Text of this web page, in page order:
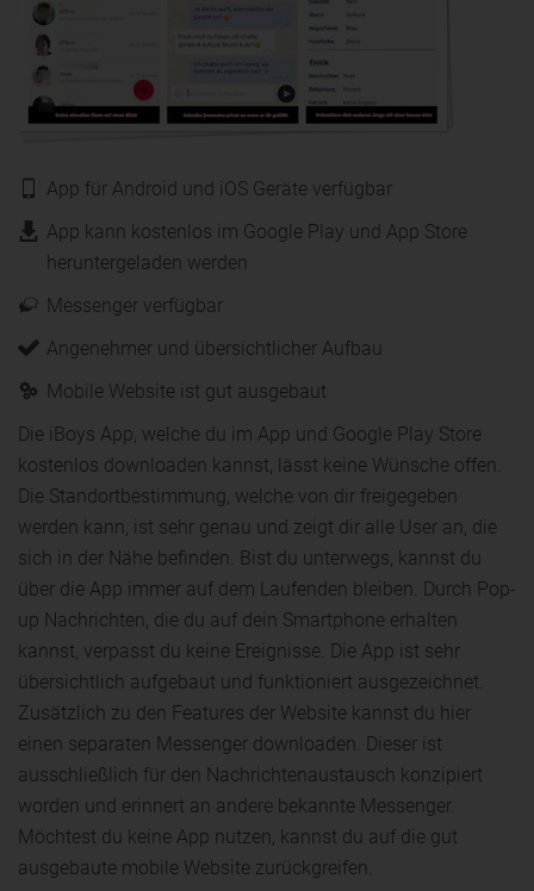
App für Android und iOS Geräte verfügbar
App kann kostenlos im Google Play und App Store
heruntergeladen werden
Messenger verfügbar
Angenehmer und übersichtlicher Aufbau
Mobile Website ist gut ausgebaut
Die iBoys App, welche du im App und Google Play Store
kostenlos downloaden kannst, lässt keine Wünsche offen.
Die Standortbestimmung, welche von dir freigegeben
werden kann, ist sehr genau und zeigt dir alle User an, die
sich in der Nähe befinden. Bist du unterwegs, kannst du
über die App immer auf dem Laufenden bleiben. Durch Pop-
up Nachrichten, die du auf dein Smartphone erhalten
kannst, verpasst du keine Ereignisse. Die App ist sehr
übersichtlich aufgebaut und funktioniert ausgezeichnet.
Zusätzlich zu den Features der Website kannst du hier
einen separaten Messenger downloaden. Dieser ist
ausschließlich für den Nachrichtenaustausch konzipiert
worden und erinnert an andere bekannte Messenger.
Möchtest du keine App nutzen, kannst du auf die gut
ausgebaute mobile Website zurückgreifen.